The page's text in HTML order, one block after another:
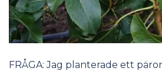
FRÅGA: Jag planterade ett